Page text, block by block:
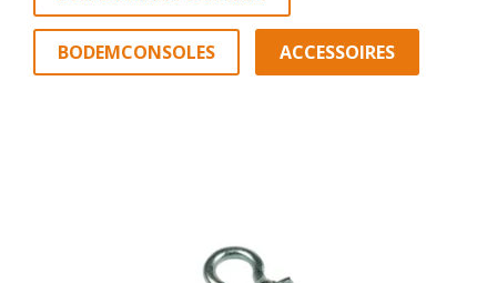
BODEMCONSOLES ACCESSOIRES